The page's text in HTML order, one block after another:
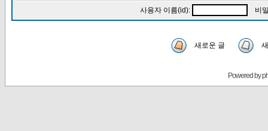
사용자 이름(id): 비
새로운 글
Powered by